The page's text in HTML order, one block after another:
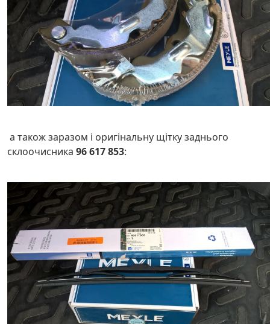
а також заразом і оригінальну щітку заднього
склоочисника 96 617 853: